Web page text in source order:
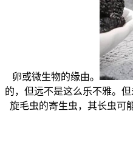
卵或微生物的缘由。
的，但远不是这么乐不雅。
旋毛虫的寄生虫，其长虫可